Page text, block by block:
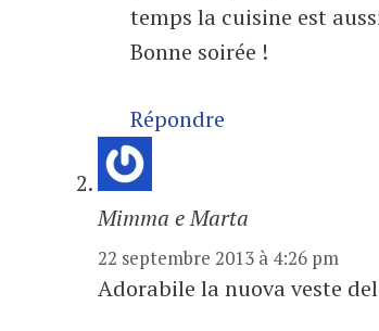
temps la cuisine est
Bonne soirée !
Répondre
Mimma e Marta
22 septembre 2013 à 4:26 pm
Adorabile la nuova veste